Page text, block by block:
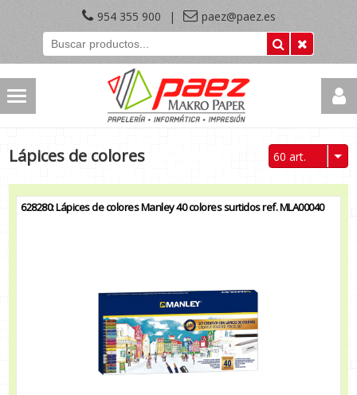
954 355 900 | paez@paez.es
Lápices de colores 60 art.
628280: Lápices de colores Manley 40 colores surtidos ref. MLA00040